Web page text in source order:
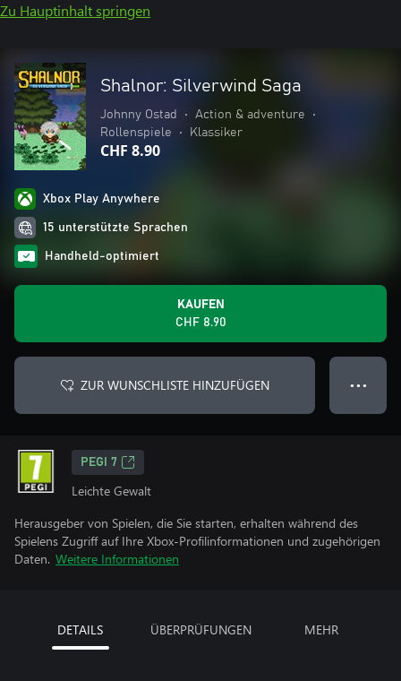
Zu Hauptinhalt springen
Shalnor: Silverwind Saga
Johnny Ostad • Action & adventure
•
Rollenspiele
• Klassiker
CHF 8.90
Xbox Play Anywhere
15 unterstützte Sprachen
Handheld-optimiert
KAUFEN
CHF 8.90
ZUR WUNSCHLISTE HINZUFÜGEN ● ● ●
PEGI 7
Leichte Gewalt
Herausgeber von Spielen, die Sie starten, erhalten während des
Spielens Zugriff auf Ihre Xbox-Profilinformationen und zugehörigen
Daten. Weitere Informationen
DETAILS ÜBERPRÜFUNGEN MEHR